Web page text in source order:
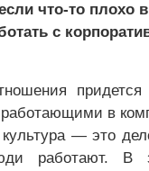
что-то плохо
с
в
культура — это
работают. В